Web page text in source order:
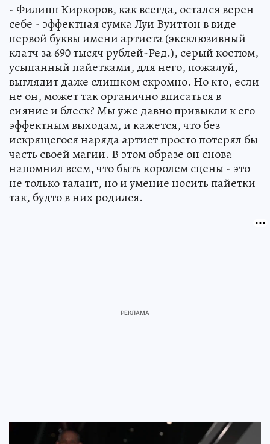
- Филипп Киркоров, как всегда, остался верен
себе - эффектная сумка Луи Вуиттон в виде
первой буквы имени артиста (эксклюзивный
клатч за 690 тысяч рублей-Ред.), серый костюм,
усыпанный пайетками, для него, пожалуй,
выглядит даже слишком скромно. Но кто, если
не он, может так органично вписаться в
сияние и блеск? Мы уже давно привыкли к его
эффектным выходам, и кажется, что без
искрящегося наряда артист просто потерял бы
часть своей магии. В этом образе он снова
напомнил всем, что быть королем сцены - это
не только талант, но и умение носить пайетки
так, будто в них родился.